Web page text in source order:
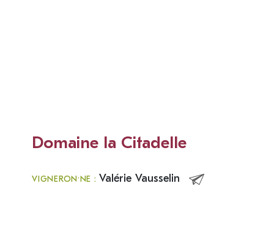
Domaine la Citadelle
VIGNERON·NE : Valérie Vausselin